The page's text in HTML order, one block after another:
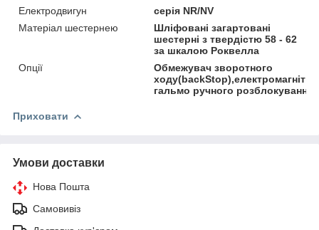
Електродвигун
серія NR/NV
Матеріал шестернею
Шліфовані загартовані
шестерні з твердістю 58 - 62
за шкалою Роквелла
Опції
Обмежувач зворотного
гальмо ручного
Приховати
Умови доставки
Нова Пошта
Самовивіз